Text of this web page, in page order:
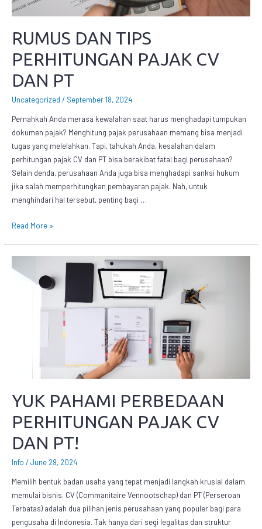
RUMUS DAN TIPS
PERHITUNGAN PAJAK CV
DAN PT
Uncategorized / September 18, 2024
Pernahkah Anda merasa kewalahan saat harus menghadapi tumpukan
dokumen pajak? Menghitung pajak perusahaan memang bisa menjadi
tugas yang melelahkan. Tapi, tahukah Anda, kesalahan dalam
perhitungan pajak CV dan PT bisa berakibat fatal bagi perusahaan?
Selain denda, perusahaan Anda juga bisa menghadapi sanksi hukum
jika salah memperhitungkan pembayaran pajak. Nah, untuk
menghindari hal tersebut, penting bagi …
Read More »
YUK PAHAMI PERBEDAAN
PERHITUNGAN PAJAK CV
DAN PT!
Info /June 29, 2024
Memilih bentuk badan usaha yang tepat menjadi langkah krusial dalam
memulai bisnis. CV (Commanitaire Vennootschap) dan PT (Perseroan
Terbatas) adalah dua pilihan jenis perusahaan yang populer bagi para
pengusaha di Indonesia. Tak hanya dari segi legalitas dan struktur